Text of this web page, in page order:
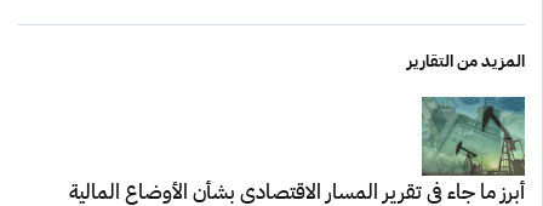
المزيد من التقارير
أبرز ما جاء في تقرير المسار الاقتصادي بشأن الأوضاع المالية